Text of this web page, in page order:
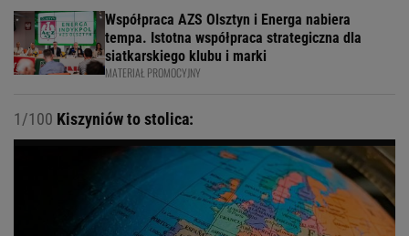
Współpraca AZS Olsztyn i Energa nabiera
tempa. Istotna współpraca strategiczna dla
siatkarskiego klubu i marki
MATERIAŁ PROMOCYJNY
1/100 Kiszyniów to stolica: